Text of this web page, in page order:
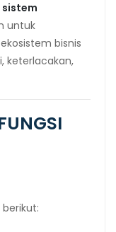
sistem
untuk
bisnis
keterlacakan,